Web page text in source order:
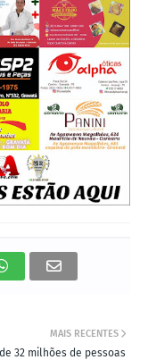
MAIS RECENTES
32 milhões de pessoas